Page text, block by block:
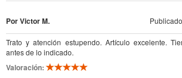
Por Victor M.
Trato y atención estupendo. Artículo excelente.
antes de lo indicado.
Valoración: